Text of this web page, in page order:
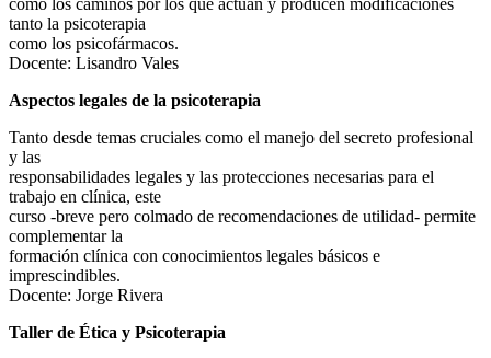
como los caminos por los que actúan y producen modificaciones
tanto la psicoterapia
como los psicofármacos.
Docente: Lisandro Vales
Aspectos legales de la psicoterapia
Tanto desde temas cruciales como el manejo del secreto profesional
y las
responsabilidades legales y las protecciones necesarias para el
trabajo en clínica, este
curso -breve pero colmado de recomendaciones de utilidad- permite
complementar la
formación clínica con conocimientos legales básicos e
imprescindibles.
Docente: Jorge Rivera
Taller de Ética y Psicoterapia